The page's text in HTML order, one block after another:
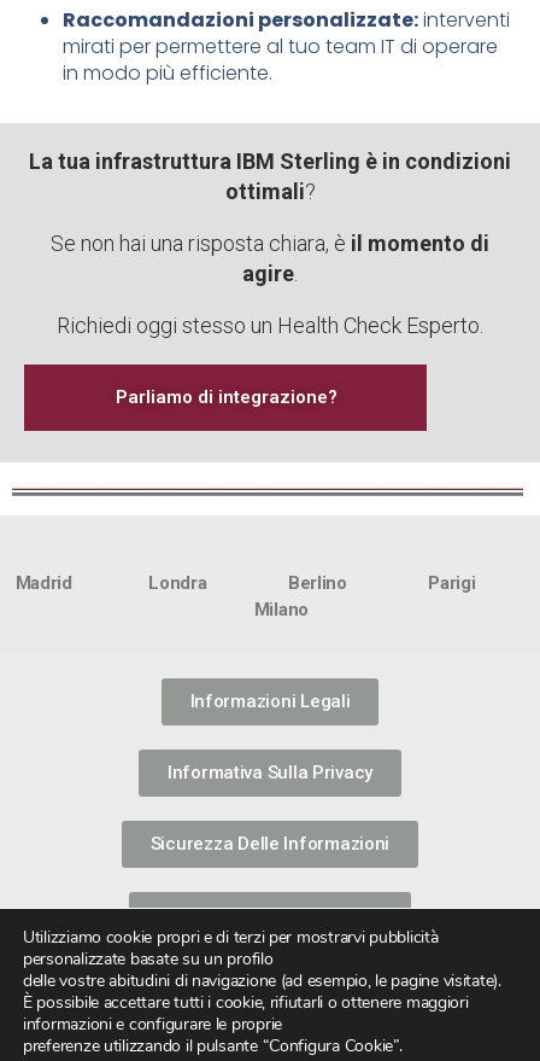
Raccomandazioni personalizzate:interventi
mirati per permettere al tuo team IT di operare
in modo più efficiente.
La tua infrastruttura IBM Sterling è in condizioni
ottimali?
Se non hai una risposta chiara, è il momento di
agire
Richiedi oggi stesso un Health Check Esperto.
Parliamo di integrazione?
Madrid Londra Berlino Parigi
Milano
Informazioni Legali
Informativa Sulla Privacy
Sicurezza Delle Informazioni
Politica Sull’uso Dei Cookie
Utilizziamo cookie propri e di terzi per mostrarvi pubblicità
personalizzate basate su un profilo
delle vostre abitudini di navigazione (ad esempio, le pagine visitate).
È possibile accettare tutti i cookie, rifiutarli o ottenere maggiori
informazioni e configurare le proprie
preferenze utilizzando il pulsante “Configura Cookie”.